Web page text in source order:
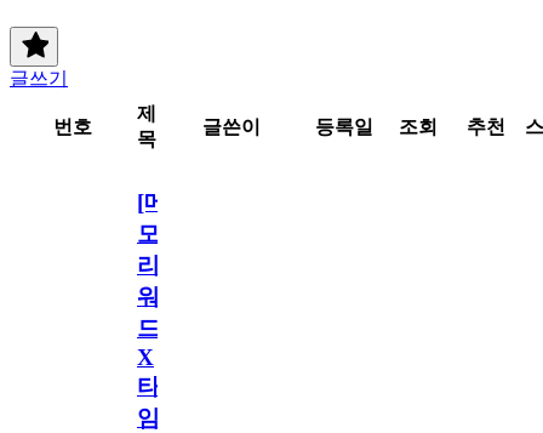
글쓰기
번호
제
목
글쓴이 등록일 조회 추천
[메
모
리
워
드
X
타
임